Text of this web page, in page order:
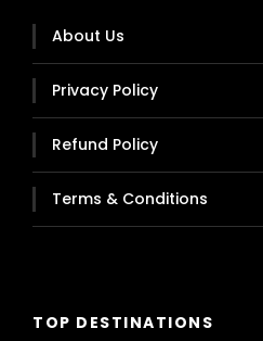
About Us
Privacy Policy
Refund Policy
Terms & Conditions
TOP DESTINATIONS